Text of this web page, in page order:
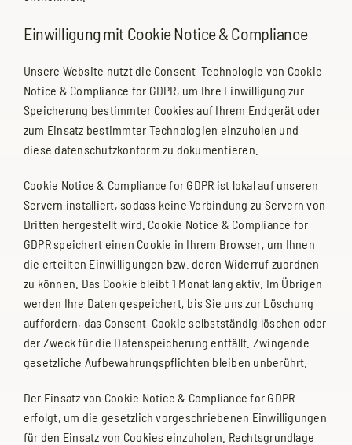
Einwilligung mit Cookie Notice & Compliance
Unsere Website nutzt die Consent-Technologie von Cookie
Notice & Compliance for GDPR, um Ihre Einwilligung zur
Speicherung bestimmter Cookies auf Ihrem Endgerät oder
zum Einsatz bestimmter Technologien einzuholen und
diese datenschutzkonform zu dokumentieren.
Cookie Notice & Compliance for GDPR ist lokal auf unseren
Servern installiert, sodass keine Verbindung zu Servern von
Dritten hergestellt wird. Cookie Notice & Compliance for
GDPR speichert einen Cookie in Ihrem Browser, um Ihnen
die erteilten Einwilligungen bzw. deren Widerruf zuordnen
zu können. Das Cookie bleibt 1 Monat lang aktiv. Im Übrigen
werden Ihre Daten gespeichert, bis Sie uns zur Löschung
auffordern, das Consent-Cookie selbstständig löschen oder
der Zweck für die Datenspeicherung entfällt. Zwingende
gesetzliche Aufbewahrungspflichten bleiben unberührt.
Der Einsatz von Cookie Notice & Compliance for GDPR
erfolgt, um die gesetzlich vorgeschriebenen Einwilligungen
für den Einsatz von Cookies einzuholen. Rechtsgrundlage